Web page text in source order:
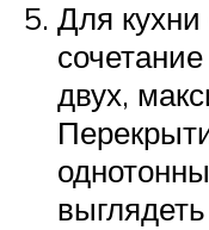
Для
двух,